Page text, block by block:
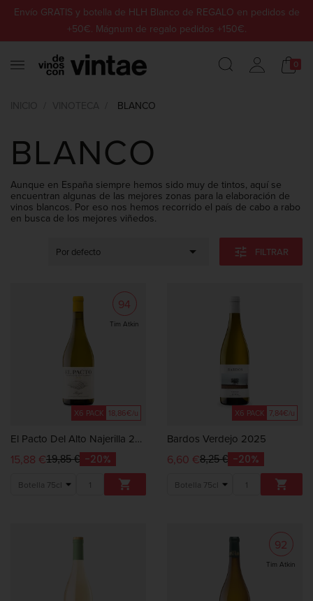
Envío GRATIS y botella de HLH Blanco de REGALO en pedidos de
+50€. Mágnum de regalo pedidos +150€.
0
BLANCO
BLANCO
Aunque en España siempre hemos sido muy de tintos, aquí se
encuentran algunas de las mejores zonas para la elaboración de
vinos blancos. Por eso nos hemos recorrido el país de cabo a rabo
en busca de los mejores viñedos.
Por defecto  tune FILTRAR
Tim Atkin
94
X6 PACK 18,86€/u
El Pacto Del Alto Najerilla 2024
15,88 €19,85 € -20%

X6 PACK 7,84€/u
Bardos Verdejo 2025
6,60 €8,25 € -20%

Tim Atkin
92